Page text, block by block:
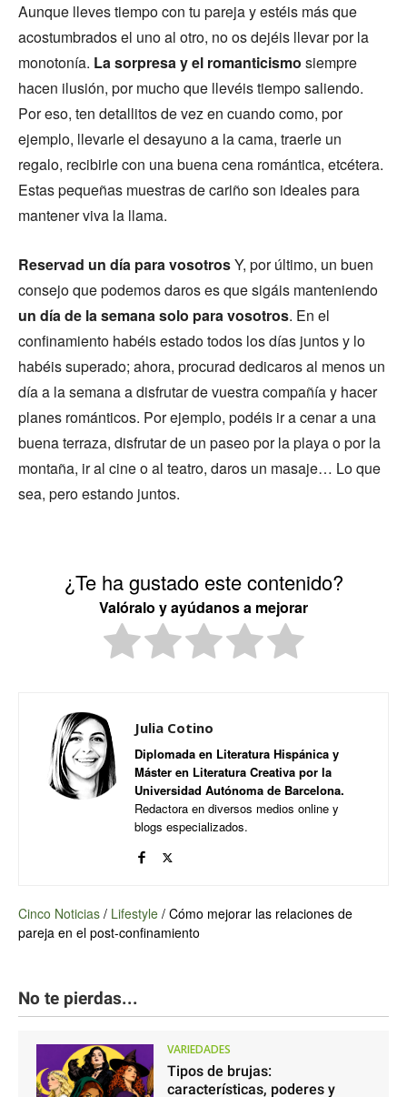
Aunque lleves tiempo con tu pareja y estéis más que
acostumbrados el uno al otro, no os dejéis llevar por la
monotonía. La sorpresa y el romanticismo siempre
hacen ilusión, por mucho que llevéis tiempo saliendo.
Por eso, ten detallitos de vez en cuando como, por
ejemplo, llevarle el desayuno a la cama, traerle un
regalo, recibirle con una buena cena romántica, etcétera.
Estas pequeñas muestras de cariño son ideales para
mantener viva la llama.
Reservad un día para vosotrosY, por último, un buen
consejo que podemos daros es que sigáis manteniendo
un día de la semana solo para vosotros. En el
confinamiento habéis estado todos los días juntos y lo
habéis superado; ahora, procurad dedicaros al menos un
día a la semana a disfrutar de vuestra compañía y hacer
planes románticos. Por ejemplo, podéis ir a cenar a una
buena terraza, disfrutar de un paseo por la playa o por la
montaña, ir al cine o al teatro, daros un masaje… Lo que
sea, pero estando juntos.
¿Te ha gustado este contenido?
Valóralo y ayúdanos a mejorar
Julia Cotino
Diplomada en Literatura Hispánica y
Máster en Literatura Creativa por la
Universidad Autónoma de Barcelona.
Redactora en diversos medios online y
blogs especializados.
Cinco Noticias / Lifestyle / Cómo mejorar las relaciones de
pareja en el post-confinamiento
No te pierdas...
VARIEDADES
Tipos de brujas:
características, poderes y